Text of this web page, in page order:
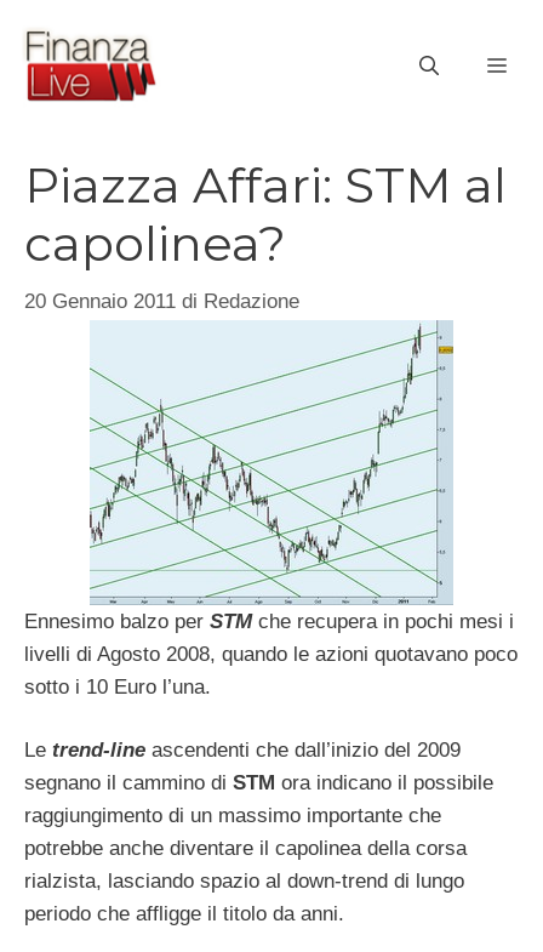
contenuto
Piazza Affari: STM al
capolinea?
20 Gennaio 2011 di Redazione
Ennesimo balzo per STM che recupera in pochi mesi i
livelli di Agosto 2008, quando le azioni quotavano poco
sotto i 10 Euro l’una.
Le trend-line ascendenti che dall’inizio del 2009
segnano il cammino di STM ora indicano il possibile
raggiungimento di un massimo importante che
potrebbe anche diventare il capolinea della corsa
rialzista, lasciando spazio al down-trend di lungo
periodo che affligge il titolo da anni.